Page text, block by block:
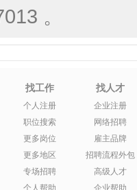
。
找工作
个人注册
职位搜索
更多岗位
更多地区
专场招聘
个人帮助
找人才
企业注册
网络招聘
雇主品牌
招聘流程外包
高级人才
企业帮助